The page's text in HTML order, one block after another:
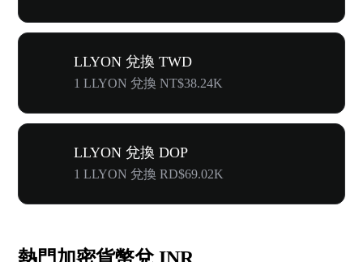
LLYON 兌換 TWD
1 LLYON 兌換 NT$38.24K
LLYON 兌換 DOP
1 LLYON 兌換 RD$69.02K
熱門加密貨幣兌 INR